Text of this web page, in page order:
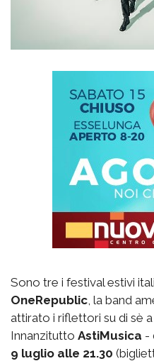
Sono tre i festival estivi
OneRepublic , la band
attirato i riflettori su di sè
Innanzitutto AstiMusica -
9 luglio alle 21.30